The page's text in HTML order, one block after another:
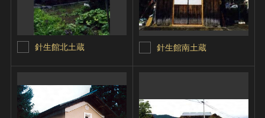
針生館北土蔵 針生館南土蔵